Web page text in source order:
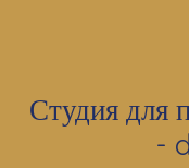
Студия для
-